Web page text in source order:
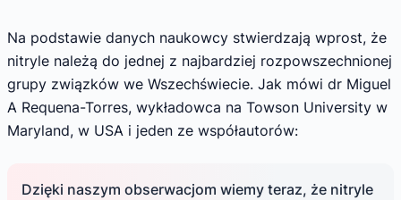
Na podstawie danych naukowcy stwierdzają wprost, że
nitryle należą do jednej z najbardziej rozpowszechnionej
grupy związków we Wszechświecie. Jak mówi dr Miguel
A Requena-Torres, wykładowca na Towson University w
Maryland, w USA i jeden ze współautorów:
Dzięki naszym obserwacjom wiemy teraz, że nitryle